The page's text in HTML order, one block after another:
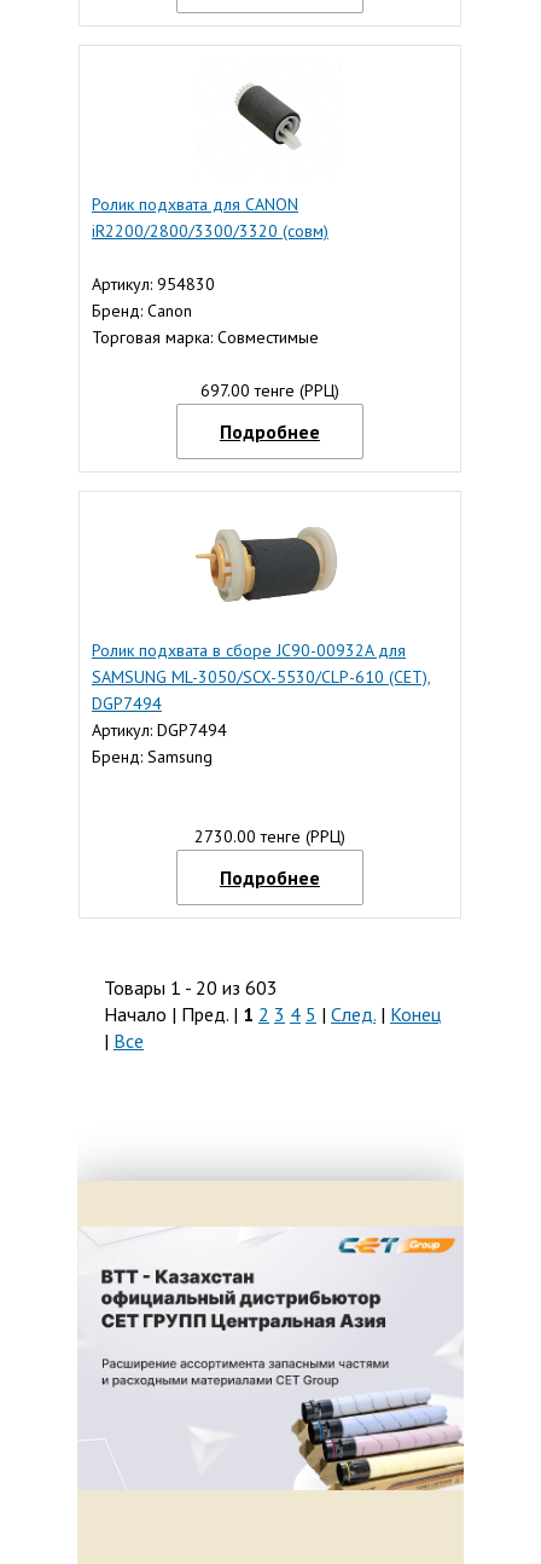
Ролик подхвата для CANON
iR2200/2800/3300/3320 (совм)
Артикул: 954830
Бренд: Canon
Торговая марка: Совместимые
697.00 тенге (РРЦ)
Подробнее
Ролик подхвата в сборе JC90-00932A для
SAMSUNG ML-3050/SCX-5530/CLP-610 (CET),
DGP7494
Артикул: DGP7494
Бренд: Samsung
2730.00 тенге (РРЦ)
Подробнее
Товары 1 - 20 из 603
Начало | Пред. | 1 2 3 4 5 | След. | Конец
| Все